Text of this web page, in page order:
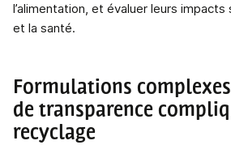
l’alimentation, et évaluer leurs impacts
et la santé.
Formulations
de transparence
recyclage